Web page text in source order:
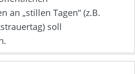
an „stillen Tagen“ (z.B.
soll